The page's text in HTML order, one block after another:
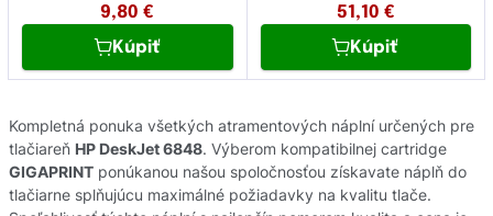
9,80 €
Kúpiť
51,10 €
Kúpiť
Kompletná ponuka všetkých atramentových náplní určených pre
tlačiareň HP DeskJet 6848. Výberom kompatibilnej cartridge
GIGAPRINT ponúkanou našou spoločnosťou získavate náplň do
tlačiarne splňujúcu maximálné požiadavky na kvalitu tlače.